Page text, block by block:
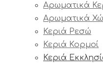
Αρωματικά
Αρωματικά
Κεριά Ρεσώ
Κεριά Κορμοί
Κεριά